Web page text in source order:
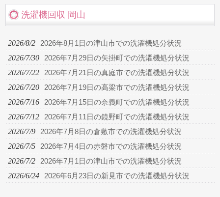
洗濯機回収 岡山
2026/8/2 2026年8月1日の津山市での洗濯機処分状況
2026/7/30 2026年7月29日の矢掛町での洗濯機処分状況
2026/7/22 2026年7月21日の真庭市での洗濯機処分状況
2026/7/20 2026年7月19日の高梁市での洗濯機処分状況
2026/7/16 2026年7月15日の奈義町での洗濯機処分状況
2026/7/12 2026年7月11日の鏡野町での洗濯機処分状況
2026/7/9 2026年7月8日の倉敷市での洗濯機処分状況
2026/7/5 2026年7月4日の赤磐市での洗濯機処分状況
2026/7/2 2026年7月1日の津山市での洗濯機処分状況
2026/6/24 2026年6月23日の新見市での洗濯機処分状況